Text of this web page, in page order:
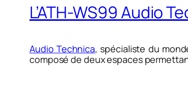
L’ATH-WS99 Audio
Audio Technica, spécialiste du
composé de deux espaces